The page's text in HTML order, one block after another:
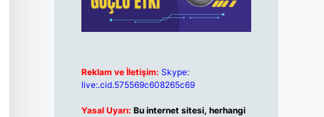
Reklam ve İletişim: Skype:
live:.cid.575569c608265c69
Yasal Uyarı: Bu internet sitesi, herhangi